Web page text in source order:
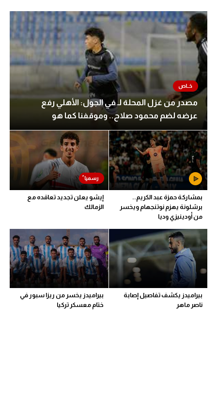
مصدر من غزل المحلة لـ في الجول: الأهلي رفع
عرضه لضم محمود صلاح.. وموقفنا كما هو
بمشاركة حمزة عبد الكريم..
برشلونة يهزم نوتنجهام ويخسر
من أودينيزي وديا
إيشو يعلن تجديد تعاقده مع
الزمالك
بيراميدز يكشف تفاصيل إصابة
ناصر ماهر
بيراميدز يخسر من ريزا سبور في
ختام معسكر تركيا